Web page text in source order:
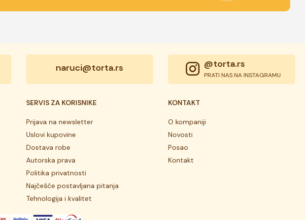
naruci@torta.rs @torta.rs
PRATI NAS NA INSTAGRAMU
SERVIS ZA KORISNIKE
Prijava na newsletter
Uslovi kupovine
Dostava robe
Autorska prava
Politika privatnosti
Najčešće postavljana pitanja
Tehnologija i kvalitet
KONTAKT
O kompaniji
Novosti
Posao
Kontakt